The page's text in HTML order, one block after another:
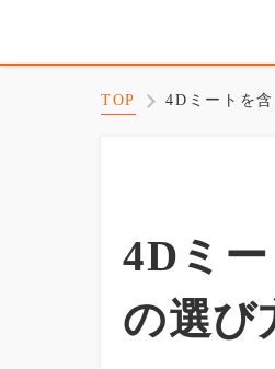
TOP 4Dミートを
4Dミ
の選び